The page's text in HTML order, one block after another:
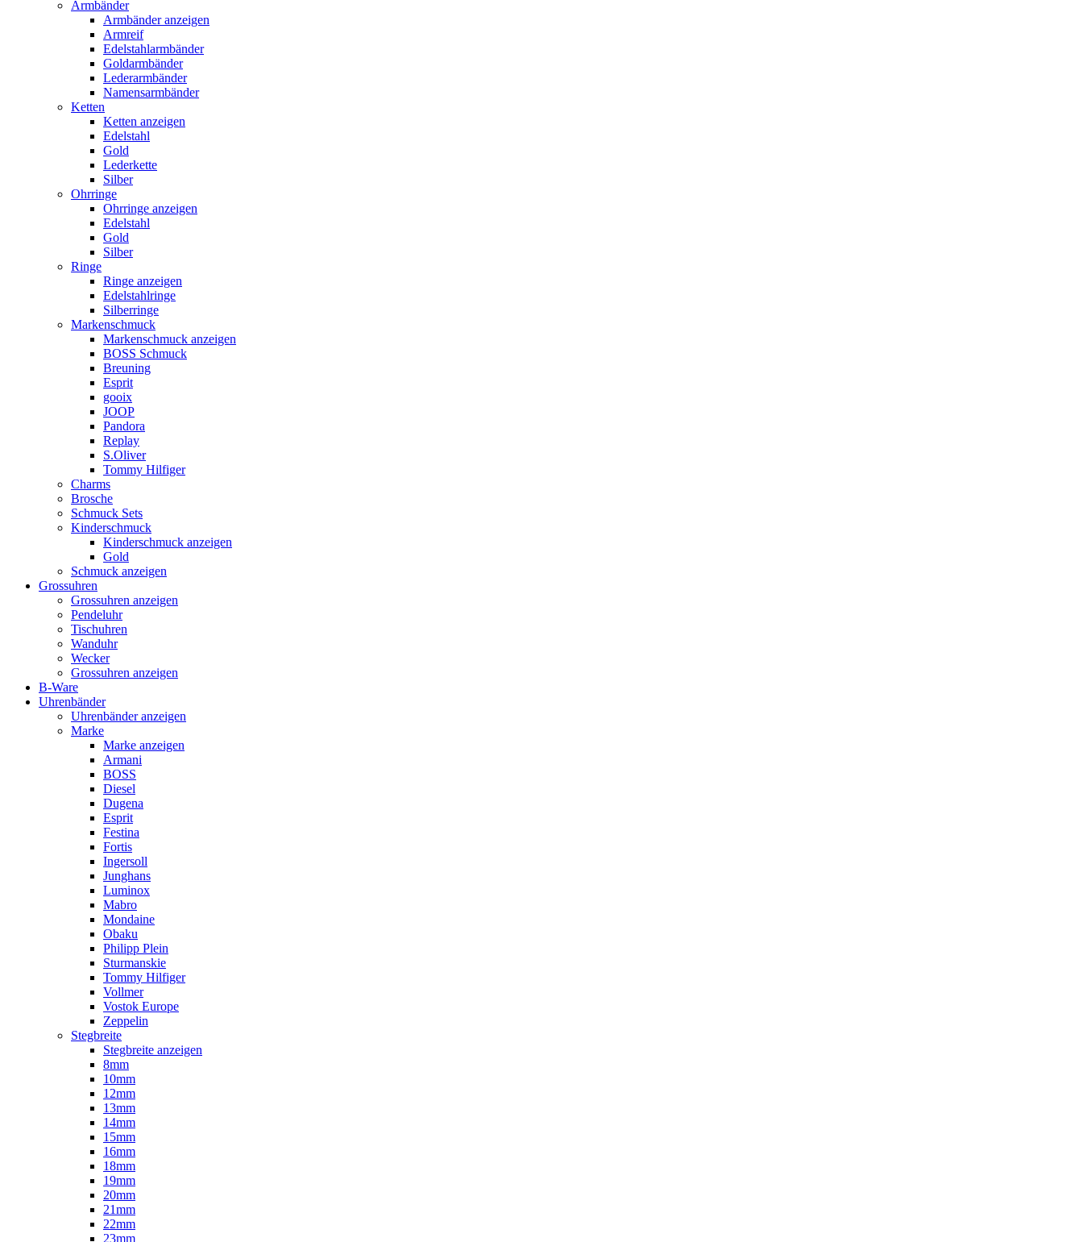
Armbänder
Armbänder anzeigen
Armreif
Edelstahlarmbänder
Goldarmbänder
Lederarmbänder
Namensarmbänder
Ketten
Ketten anzeigen
Edelstahl
Gold
Lederkette
Silber
Ohrringe
Ohrringe anzeigen
Edelstahl
Gold
Silber
Ringe
Ringe anzeigen
Edelstahlringe
Silberringe
Markenschmuck
Markenschmuck anzeigen
BOSS Schmuck
Breuning
Esprit
gooix
JOOP
Pandora
Replay
S.Oliver
Tommy Hilfiger
Charms
Brosche
Schmuck Sets
Kinderschmuck
Kinderschmuck anzeigen
Gold
Schmuck anzeigen
Grossuhren
Grossuhren anzeigen
Pendeluhr
Tischuhren
Wanduhr
Wecker
Grossuhren anzeigen
B-Ware
Uhrenbänder
Uhrenbänder anzeigen
Marke
Marke anzeigen
Armani
BOSS
Diesel
Dugena
Esprit
Festina
Fortis
Ingersoll
Junghans
Luminox
Mabro
Mondaine
Obaku
Philipp Plein
Sturmanskie
Tommy Hilfiger
Vollmer
Vostok Europe
Zeppelin
Stegbreite
Stegbreite anzeigen
8mm
10mm
12mm
13mm
14mm
15mm
16mm
18mm
19mm
20mm
21mm
22mm
23mm